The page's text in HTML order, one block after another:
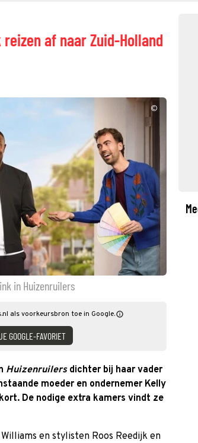
af naar Zuid-Holland
©
in Huizenruilers
als voorkeursbron toe in Google.
GOOGLE-FAVORIET
Huizenruilersdichter bij haar vader
moeder en ondernemer Kelly
De nodige extra kamers vindt ze
en stylisten Roos Reedijk en